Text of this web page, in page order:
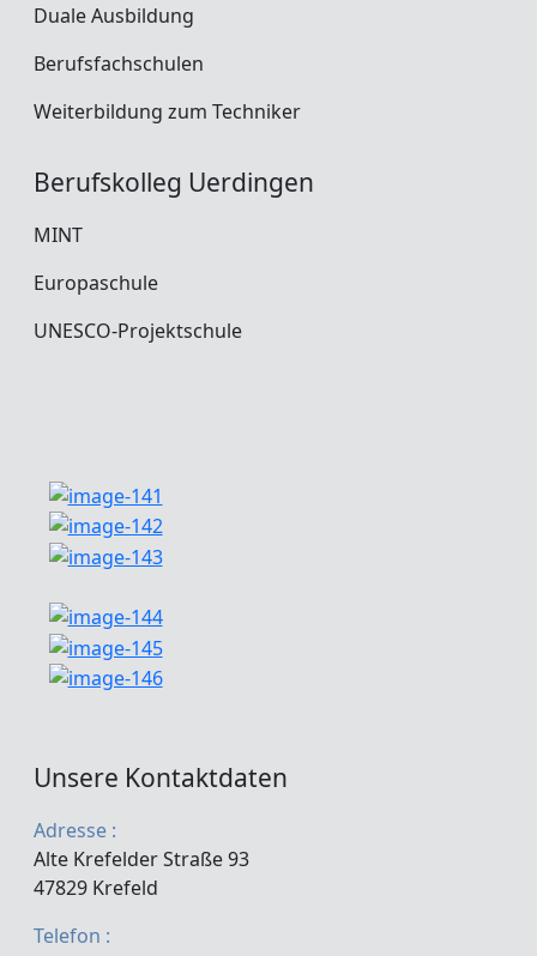
Duale Ausbildung
Berufsfachschulen
Weiterbildung zum Techniker
Berufskolleg Uerdingen
MINT
Europaschule
UNESCO-Projektschule
Unsere Kontaktdaten
Adresse :
Alte Krefelder Straße 93
47829 Krefeld
Telefon :